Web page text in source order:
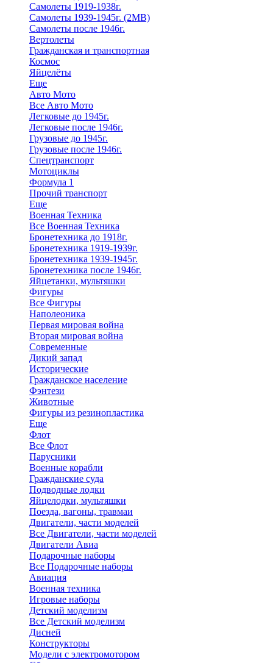
Самолеты 1919-1938г.
Самолеты 1939-1945г. (2МВ)
Самолеты после 1946г.
Вертолеты
Гражданская и транспортная
Космос
Яйцелёты
Еще
Авто Мото
Все Авто Мото
Легковые до 1945г.
Легковые после 1946г.
Грузовые до 1945г.
Грузовые после 1946г.
Спецтранспорт
Мотоциклы
Формула 1
Прочий транспорт
Еще
Военная Техника
Все Военная Техника
Бронетехника до 1918г.
Бронетехника 1919-1939г.
Бронетехника 1939-1945г.
Бронетехника после 1946г.
Яйцетанки, мультяшки
Фигуры
Все Фигуры
Наполеоника
Первая мировая война
Вторая мировая война
Современные
Дикий запад
Исторические
Гражданское население
Фэнтези
Животные
Фигуры из резинопластика
Еще
Флот
Все Флот
Парусники
Военные корабли
Гражданские суда
Подводные лодки
Яйцелодки, мультяшки
Поезда, вагоны, травмаи
Двигатели, части моделей
Все Двигатели, части моделей
Двигатели Авиа
Подарочные наборы
Все Подарочные наборы
Авиация
Военная техника
Игровые наборы
Детский моделизм
Все Детский моделизм
Дисней
Конструкторы
Модели с электромотором